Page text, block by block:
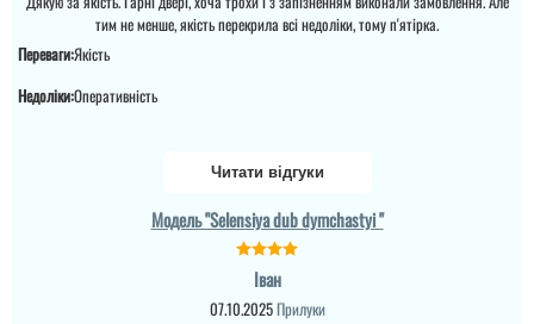
Якименко Сергей
Отличный эконом
стеклом. Двери
покупали с установкой в
тим не менше, якість перекрила всі недоліки, тому п'ятірка.
Переваги:Якість
Недоліки:Оперативність
Читати відгуки
Модель "Selensiya dub dymchastyi "
Іван
07.10.2025Прилуки